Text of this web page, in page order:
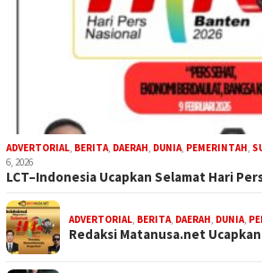
ADVERTORIAL, BERITA, DAERAH, DUNIA, PEMERINTAH,
6, 2026
LCT–Indonesia Ucapkan Selamat Hari
ADVERTORIAL, BERITA, DAERAH, DUNIA,
Redaksi Matanusa.net